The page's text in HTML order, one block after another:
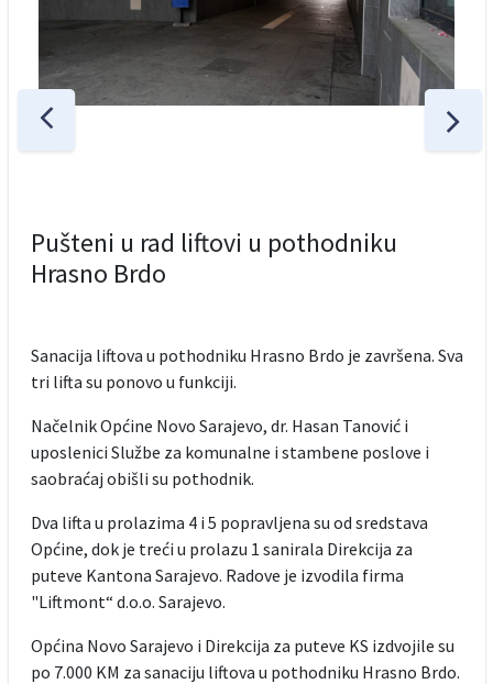
Pušteni u rad liftovi u pothodniku
Hrasno Brdo
Sanacija liftova u pothodniku Hrasno Brdo je završena. Sva
tri lifta su ponovo u funkciji.
Načelnik Općine Novo Sarajevo, dr. Hasan Tanović i
uposlenici Službe za komunalne i stambene poslove i
saobraćaj obišli su pothodnik.
Dva lifta u prolazima 4 i 5 popravljena su od sredstava
Općine, dok je treći u prolazu 1 sanirala Direkcija za
puteve Kantona Sarajevo. Radove je izvodila firma
"Liftmont“ d.o.o. Sarajevo.
Općina Novo Sarajevo i Direkcija za puteve KS izdvojile su
po 7.000 KM za sanaciju liftova u pothodniku Hrasno Brdo.